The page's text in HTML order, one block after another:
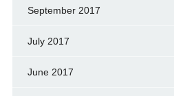
September 2017
July 2017
June 2017